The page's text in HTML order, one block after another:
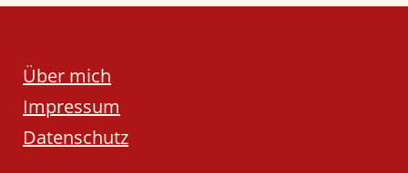
Über mich
Impressum
Datenschutz